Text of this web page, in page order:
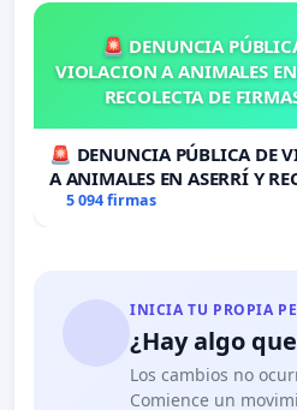
🚨 DENUNCIA
VIOLACION A ANIMALES EN
RECOLECTA DE
🚨 DENUNCIA PÚBLICA DE
A ANIMALES EN ASERRÍ Y
DE FIRMAS 🚨
5 094 firmas
INICIA TU PROPIA
¿Hay algo
Los cambios no
Comience un